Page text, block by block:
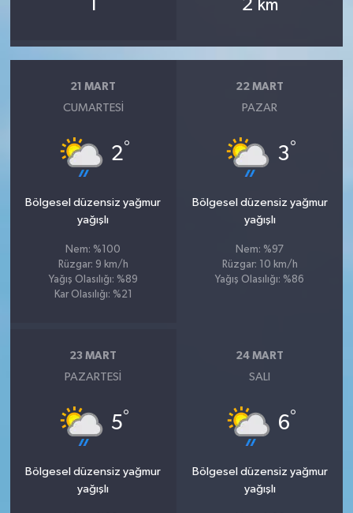
2 km
21 MART
CUMARTESI
2°
Bölgesel düzensiz yağmur
yağışlı
Nem: %100
Rüzgar: 9 km/h
Yağış Olasılığı: %89
Kar Olasılığı: %21
22 MART
PAZAR
3°
Bölgesel düzensiz yağmur
yağışlı
Nem: %97
Rüzgar: 10 km/h
Yağış Olasılığı: %86
23 MART
PAZARTESI
5°
Bölgesel düzensiz yağmur
yağışlı
24 MART
SALI
6°
Bölgesel düzensiz yağmur
yağışlı